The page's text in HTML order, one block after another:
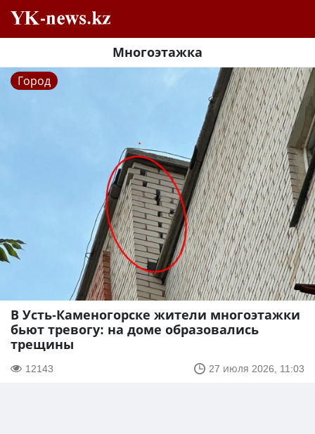
Многоэтажка
Город
В Усть-Каменогорске жители многоэтажки
бьют тревогу: на доме образовались
трещины
12143 27 июля 2026, 11:03